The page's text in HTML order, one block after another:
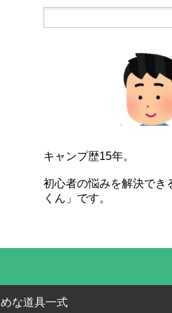
キャンプ歴15年。
初心者の悩みを解決でき
くん」です。
な道具一式